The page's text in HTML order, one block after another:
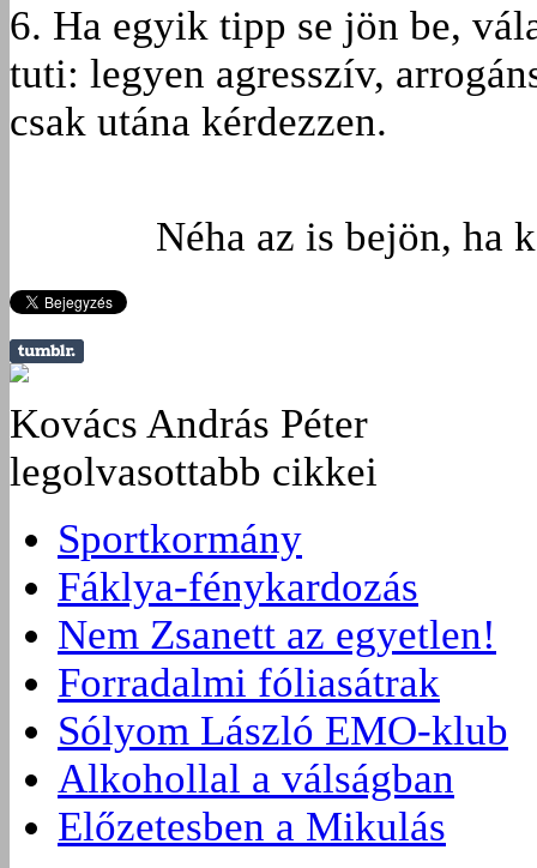
6. Ha egyik tipp se jön be,
tuti: legyen agresszív,
csak utána kérdezzen.
Néha az is bejön, ha
Kovács András Péter
legolvasottabb cikkei
Sportkormány
Fáklya-fénykardozás
Nem Zsanett az egyetlen!
Forradalmi fóliasátrak
Sólyom László EMO-klub
Alkohollal a válságban
Előzetesben a Mikulás